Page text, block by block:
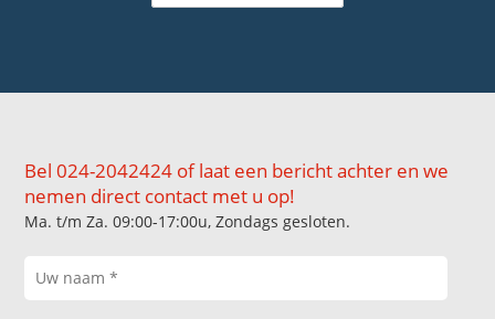
Bel 024-2042424 of laat een bericht achter en we
nemen direct contact met u op!
Ma. t/m Za. 09:00-17:00u, Zondags gesloten.